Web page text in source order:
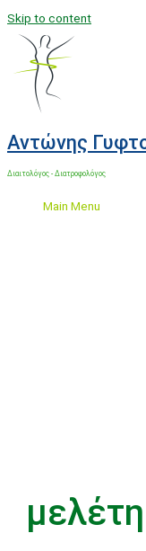
Skip to content
Αντώνης
Διαιτολόγος - Διατροφολόγος
Main Menu
μελέτη